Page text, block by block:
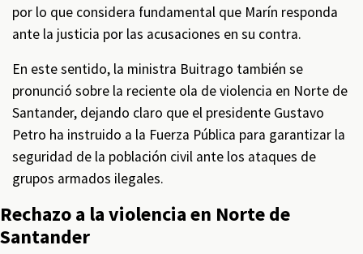
por lo que considera fundamental que Marín responda
ante la justicia por las acusaciones en su contra.
En este sentido, la ministra Buitrago también se
pronunció sobre la reciente ola de violencia en Norte de
Santander, dejando claro que el presidente Gustavo
Petro ha instruido a la Fuerza Pública para garantizar la
seguridad de la población civil ante los ataques de
grupos armados ilegales.
Rechazo a la violencia en Norte de
Santander